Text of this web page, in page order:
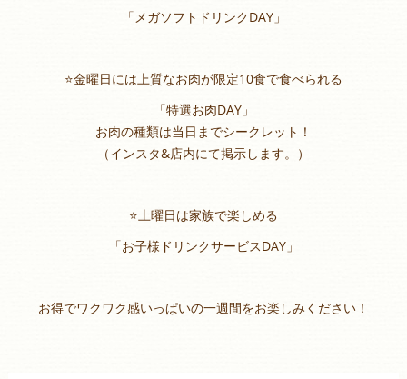
「メガソフトドリンクDAY」
⭐️金曜日には上質なお肉が限定10食で食べられる
「特選お肉DAY」
お肉の種類は当日までシークレット！
（インスタ&店内にて掲示します。）
⭐️土曜日は家族で楽しめる
「お子様ドリンクサービスDAY」
お得でワクワク感いっぱいの一週間をお楽しみください！